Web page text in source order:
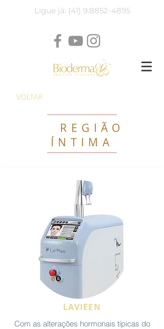
Ligue já: (41) 9.8852-4895
VOLTAR
REGIÃO
ÍNTIMA
LAVIEEN
Com as alterações hormonais típicas do